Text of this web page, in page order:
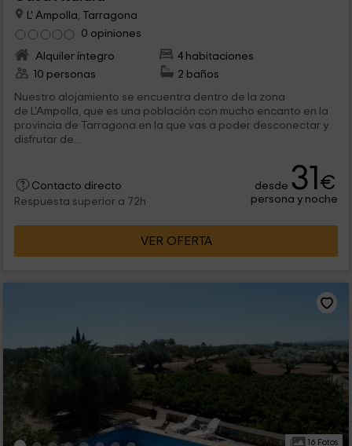
L' Ampolla, Tarragona
0 opiniones
Alquiler íntegro
4 habitaciones
10 personas
2 baños
Nuestro alojamiento se encuentra dentro de la zona
de L'Ampolla, que es una población con mucho encanto en la
provincia de Tarragona en la que vas a poder desconectar y
disfrutar de...
Contacto directo
Respuesta superior a 72h
desde 31€
persona y noche
VER OFERTA
16 Fotos